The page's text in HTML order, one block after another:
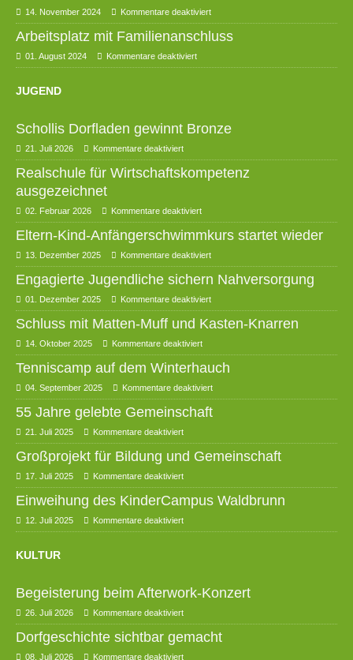
14. November 2024 Kommentare deaktiviert
Arbeitsplatz mit Familienanschluss
01. August 2024 Kommentare deaktiviert
JUGEND
Schollis Dorfladen gewinnt Bronze
21. Juli 2026 Kommentare deaktiviert
Realschule für Wirtschaftskompetenz
ausgezeichnet
02. Februar 2026 Kommentare deaktiviert
Eltern-Kind-Anfängerschwimmkurs startet wieder
13. Dezember 2025 Kommentare deaktiviert
Engagierte Jugendliche sichern Nahversorgung
01. Dezember 2025 Kommentare deaktiviert
Schluss mit Matten-Muff und Kasten-Knarren
14. Oktober 2025 Kommentare deaktiviert
Tenniscamp auf dem Winterhauch
04. September 2025 Kommentare deaktiviert
55 Jahre gelebte Gemeinschaft
21. Juli 2025 Kommentare deaktiviert
Großprojekt für Bildung und Gemeinschaft
17. Juli 2025 Kommentare deaktiviert
Einweihung des KinderCampus Waldbrunn
12. Juli 2025 Kommentare deaktiviert
KULTUR
Begeisterung beim Afterwork-Konzert
26. Juli 2026 Kommentare deaktiviert
Dorfgeschichte sichtbar gemacht
08. Juli 2026 Kommentare deaktiviert